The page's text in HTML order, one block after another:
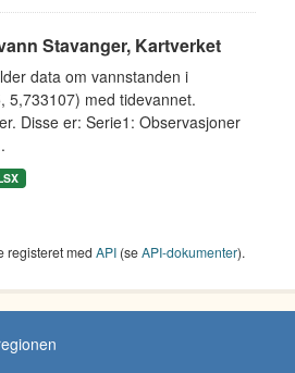
Stavanger, Kartverket
data om vannstanden i
5,733107) med tidevannet.
Disse er: Serie1: Observasjoner
registeret med API (seAPI-dokumenter).